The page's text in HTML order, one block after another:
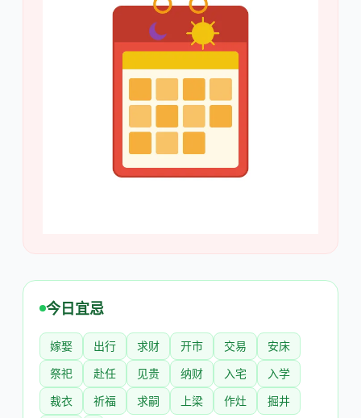
今日宜忌
嫁娶 出行 求财 开市 交易
安床
祭祀
赴任 见贵 纳财 入宅
入学
裁衣
祈福 求嗣 上梁 作灶
掘井